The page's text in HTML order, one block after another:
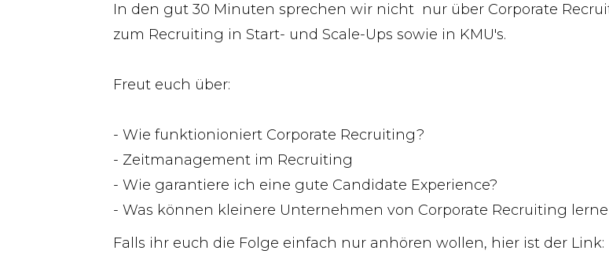
In den gut 30 Minuten sprechen wir nicht nur über Corporate
zum Recruiting in Start- und Scale-Ups sowie in KMU's.
Freut euch über:
- Wie funktionioniert Corporate Recruiting?
- Zeitmanagement im Recruiting
- Wie garantiere ich eine gute Candidate Experience?
- Was können kleinere Unternehmen von Corporate Recruiting
Falls ihr euch die Folge einfach nur anhören wollen, hier ist der Link: